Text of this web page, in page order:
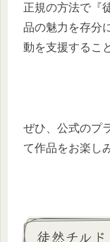
正規の方法で『
品の魅力を存分
動を支援するこ
ぜひ、公式のプ
て作品をお楽し
徒然チル